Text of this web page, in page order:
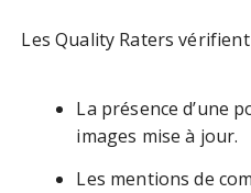
Les Quality Raters
La présence d’une
images mise à jour.
Les mentions de